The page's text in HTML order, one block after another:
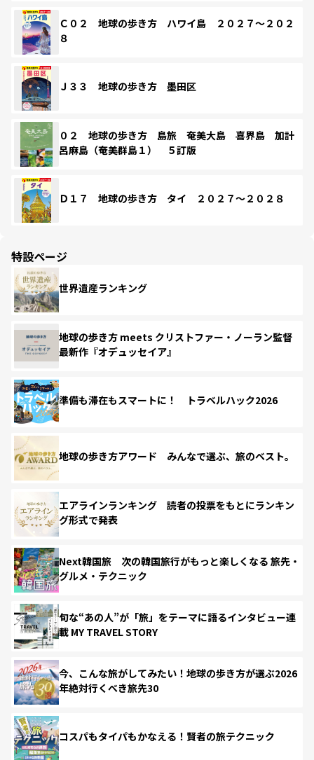
Ｃ０２ 地球の歩き方 ハワイ島 ２０２７～２０２
８
Ｊ３３ 地球の歩き方 墨田区
０２ 地球の歩き方 島旅 奄美大島 喜界島 加計
呂麻島（奄美群島１） ５訂版
Ｄ１７ 地球の歩き方 タイ ２０２７～２０２８
特設ページ
世界遺産ランキング
地球の歩き方 meets クリストファー・ノーラン監督
最新作『オデュッセイア』
準備も滞在もスマートに！ トラベルハック2026
地球の歩き方アワード みんなで選ぶ、旅のベスト。
エアラインランキング 読者の投票をもとにランキン
グ形式で発表
Next韓国旅 次の韓国旅行がもっと楽しくなる 旅先・
グルメ・テクニック
旬な“あの人”が「旅」をテーマに語るインタビュー連
載 MY TRAVEL STORY
今、こんな旅がしてみたい！地球の歩き方が選ぶ2026
年絶対行くべき旅先30
コスパもタイパもかなえる！賢者の旅テクニック